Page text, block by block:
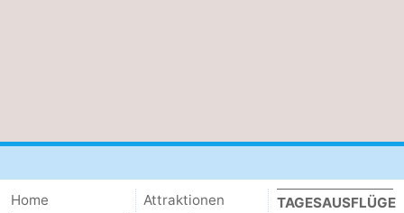
Home
Attraktionen
TAGESAUSFLÜGE